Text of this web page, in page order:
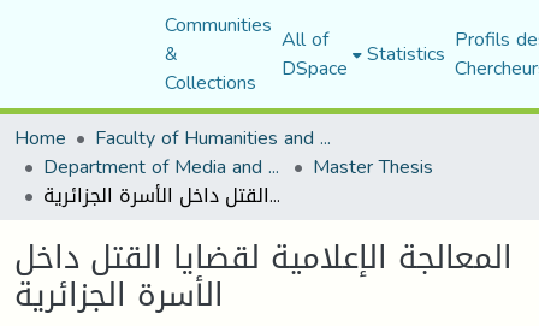
Communities
&
Collections
All of
DSpace Statistics Profils
Home
Faculty of Humanities and Social Sciences
Department of Media and Communication Studies Master Thesis
المعالجة الإعلامية لقضايا القتل داخل الأسرة الجزائرية
المعالجة الإعلامية لقضايا القتل داخل
الأسرة الجزائرية